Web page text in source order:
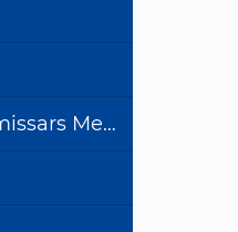
61 Haus des Landrechnungskommissars Merker